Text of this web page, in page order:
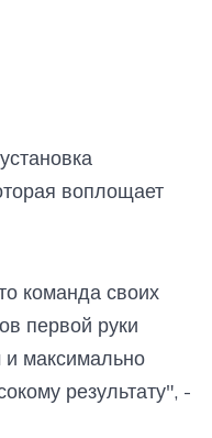
воплощает
команда своих
первой руки
максимально
результату", -